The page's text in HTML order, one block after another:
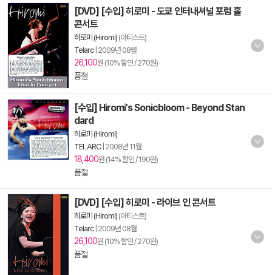
[DVD] [수입] 히로미 - 도쿄 인터내셔널 포럼 홀
콘서트
히로미 (Hiromi) (아티스트)
Telarc| 2009년 08월
26,100원 (10% 할인 / 270원)
품절
[수입] Hiromi's Sonicbloom - Beyond Stan
dard
히로미 (Hiromi)
TELARC| 2008년 11월
18,400원 (14% 할인 / 190원)
품절
[DVD] [수입] 히로미 - 라이브 인 콘서트
히로미 (Hiromi) (아티스트)
Telarc| 2009년 08월
26,100원 (10% 할인 / 270원)
품절